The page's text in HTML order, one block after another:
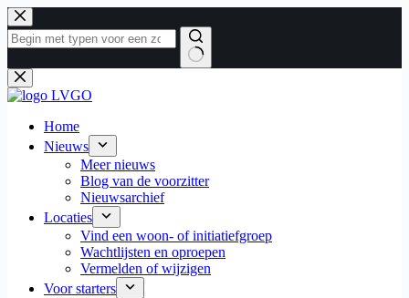
Ga
naar
de
Geen
resultaten
Home
Nieuws
Meer nieuws
Blog van de voorzitter
Nieuwsarchief
Locaties
Vind een woon- of initiatiefgroep
Wachtlijsten en oproepen
Vermelden of wijzigen
Voor starters